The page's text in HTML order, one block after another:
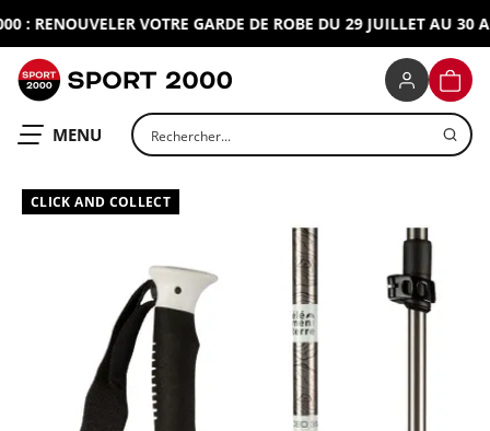
: RENOUVELER VOTRE GARDE DE ROBE DU 29 JUILLET AU 30
OUVRIR LE
MENU Rechercher un produit
CLICK AND COLLECT